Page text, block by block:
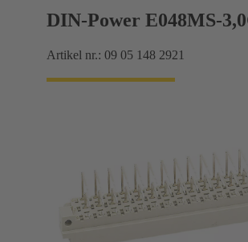
DIN-Power E048MS-
Artikel nr.: 09 05 148 2921